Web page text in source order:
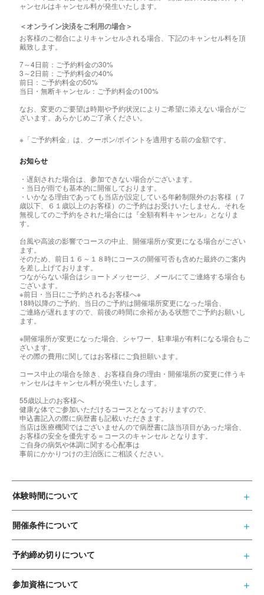
ャンセルはキャンセル料が発生いたします。
＜オンライン決済をご利用の場合＞
お客様のご都合によりキャンセルされる場合、下記のキャンセル料を頂
戴致します。
7～4日前：ご予約料金の30%
3～2日前：ご予約料金の40%
前日：ご予約料金の50%
当日・無断キャンセル：ご予約料金の100%
なお、変更のご要望は時期や予約状況によりご希望に添えない場合がご
ざいます。あらかじめご了承ください。
※「ご予約料金」は、クーポン/ポイントを適用する前の金額です。
お知らせ
・遅刻された場合は、参加できない場合がございます。
・当日が雨でも基本的に開催しております。
・いかなる理由であっても当店が設定している年齢制限外のお客様（７
歳以下、６１歳以上のお客様）のご予約はお受けいたしません。それを
無視してのご予約をされた場合には『全額有料キャンセル』となりま
す。
台風や高波の影響でコースの中止、開催場所が変更になる場合がござい
ます。
そのため、前日１６～１８時にコースの開催可否も含めた最終のご案内
を差し上げております。
つながらない場合はショートメッセージ、メールにてご連絡する場合も
ございます。
※前日・当日にご予約されるお客様へ※
18時以降のご予約、当日のご予約は開催場所変更になった場合、
ご連絡が遅れますので、前後の時間に余裕がある状態でご予約お願いし
ます。
※開催場所が変更になった場合、シャワー、駐車場が有料になる場合もご
ざいます。
その際の費用に関してはお客様にご負担願います。
コース中止の場合を除き、お客様自身の理由・開催場所の変更に伴うキ
ャンセルはキャンセル料が発生いたします。
55歳以上のお客様へ
健康な体でご参加いただけるコースとなっておりますので、
申込書記入の際に病歴書も記載いただきます。
当店は医療機関ではございませんので病歴書に該当項目があった場合、
お客様の安全を優先する＝コースのキャンセル となります。
ご自身の病気や体調に関する心配事は
事前にかかりつけの主治医にご相談ください。
体験時間について
開催条件について
予約締め切りについて
参加資格について